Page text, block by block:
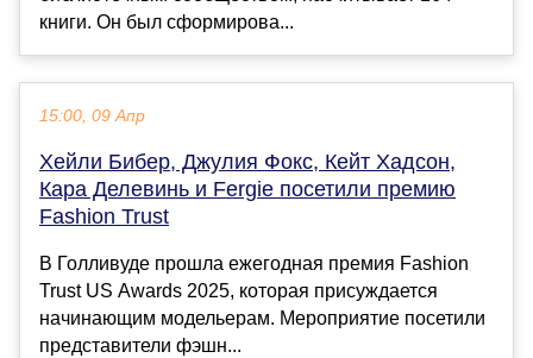
книги. Он был сформирова...
15:00, 09 Апр
Хейли Бибер, Джулия Фокс, Кейт Хадсон,
Кара Делевинь и Fergie посетили премию
Fashion Trust
В Голливуде прошла ежегодная премия Fashion
Trust US Awards 2025, которая присуждается
начинающим модельерам. Мероприятие посетили
представители фэшн...